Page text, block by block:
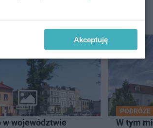
10
w województwie
PODRÓŻE
W tym
Akceptuję